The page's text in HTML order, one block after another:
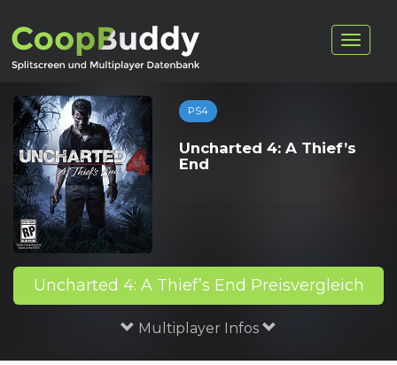
PS4
Uncharted 4: A Thief’s
End
Uncharted 4: A Thief’s End Preisvergleich
Multiplayer Infos